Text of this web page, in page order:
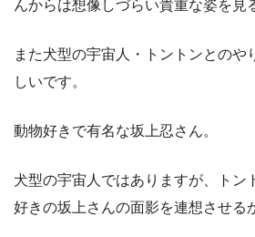
んからは想像しづらい貴重な姿を見
また犬型の宇宙人・トントンとのや
しいです。
動物好きで有名な坂上忍さん。
犬型の宇宙人ではありますが、トン
好きの坂上さんの面影を連想させる